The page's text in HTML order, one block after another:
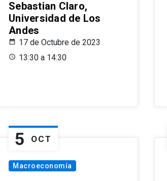
Sebastian Claro,
Universidad de Los
Andes
17 de Octubre de 2023
13:30 a 14:30
5 OCT
Macroeconomía